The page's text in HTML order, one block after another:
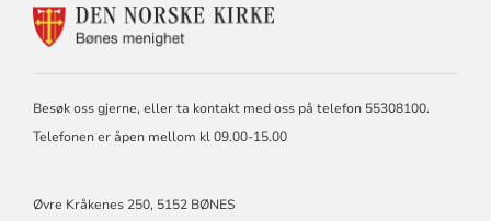
KONTAKTINFORMASJON
Besøk oss gjerne, eller ta kontakt med oss på telefon 55308100.
Telefonen er åpen mellom kl 09.00-15.00
Øvre Kråkenes 250, 5152 BØNES